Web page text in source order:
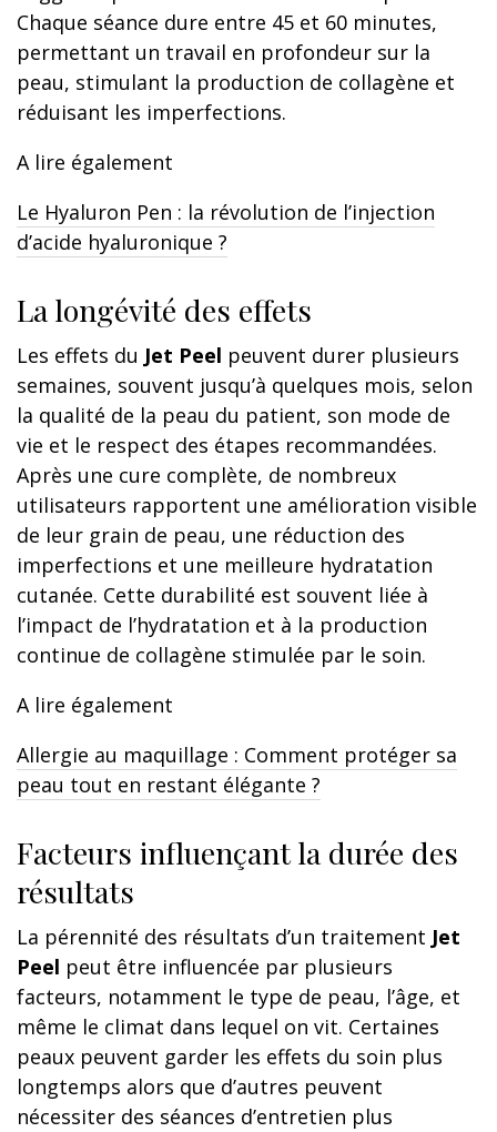
Chaque séance dure entre 45 et 60 minutes,
permettant un travail en profondeur sur la
peau, stimulant la production de collagène et
réduisant les imperfections.
A lire également
Le Hyaluron Pen : la révolution de l’injection
d’acide hyaluronique ?
La longévité des effets
Les effets du Jet Peel peuvent durer plusieurs
semaines, souvent jusqu’à quelques mois, selon
la qualité de la peau du patient, son mode de
vie et le respect des étapes recommandées.
Après une cure complète, de nombreux
utilisateurs rapportent une amélioration visible
de leur grain de peau, une réduction des
imperfections et une meilleure hydratation
cutanée. Cette durabilité est souvent liée à
l’impact de l’hydratation et à la production
continue de collagène stimulée par le soin.
A lire également
Allergie au maquillage : Comment protéger sa
peau tout en restant élégante ?
Facteurs influençant la durée des
résultats
La pérennité des résultats d’un traitement Jet
Peel peut être influencée par plusieurs
facteurs, notamment le type de peau, l’âge, et
même le climat dans lequel on vit. Certaines
peaux peuvent garder les effets du soin plus
longtemps alors que d’autres peuvent
nécessiter des séances d’entretien plus